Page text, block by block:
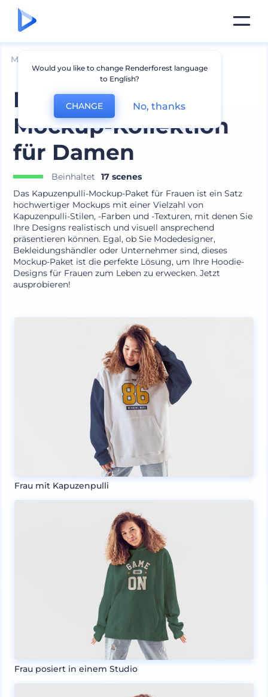
Mockups
Kapuzenpulli-
Mockup-Kollektion
für Damen
Beinhaltet
17 scenes
Das Kapuzenpulli-Mockup-Paket für Frauen ist ein Satz
hochwertiger Mockups mit einer Vielzahl von
Kapuzenpulli-Stilen, -Farben und -Texturen, mit denen Sie
Ihre Designs realistisch und visuell ansprechend
präsentieren können. Egal, ob Sie Modedesigner,
Bekleidungshändler oder Unternehmer sind, dieses
Mockup-Paket ist die perfekte Lösung, um Ihre Hoodie-
Designs für Frauen zum Leben zu erwecken. Jetzt
ausprobieren!
Frau mit Kapuzenpulli
Frau posiert in einem Studio
Would you like to change Renderforest language
to English?
CHANGE No, thanks